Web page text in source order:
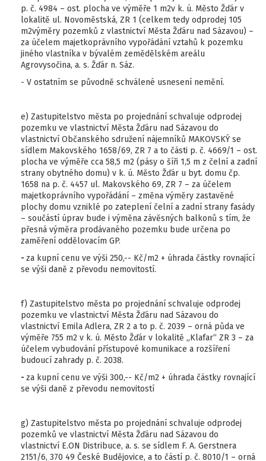
p. č. 4984 – ost. plocha ve výměře 1 m2v k. ú. Město Žďár v
lokalitě ul. Novoměstská, ZR 1 (celkem tedy odprodej 105
m2výměry pozemků z vlastnictví Města Žďáru nad Sázavou) –
za účelem majetkoprávního vypořádání vztahů k pozemku
jiného vlastníka v bývalém zemědělském areálu
Agrovysočina, a. s. Žďár n. Sáz.
- V ostatním se původně schválené usnesení nemění.
e) Zastupitelstvo města po projednání schvaluje odprodej
pozemku ve vlastnictví Města Žďáru nad Sázavou do
vlastnictví Občanského sdružení nájemníků MAKOVSKÝ se
sídlem Makovského 1658/69, ZR 7 a to části p. č. 4669/1 – ost.
plocha ve výměře cca 58,5 m2 (pásy o šíři 1,5 m z čelní a zadní
strany obytného domu) v k. ú. Město Žďár u byt. domu čp.
1658 na p. č. 4457 ul. Makovského 69, ZR 7 – za účelem
majetkoprávního vypořádání – změna výměry zastavěné
plochy domu vzniklé po zateplení čelní a zadní strany fasády
– součástí úprav bude i výměna závěsných balkonů s tím, že
přesná výměra prodávaného pozemku bude určena po
zaměření oddělovacím GP.
- za kupní cenu ve výši 250,-- Kč/m2 + úhrada částky rovnající
se výši daně z převodu nemovitostí.
f) Zastupitelstvo města po projednání schvaluje odprodej
pozemku ve vlastnictví Města Žďáru nad Sázavou do
vlastnictví Emila Adlera, ZR 2 a to p. č. 2039 – orná půda ve
výměře 755 m2 v k. ú. Město Žďár v lokalitě „Klafar“ ZR 3 – za
účelem vybudování přístupové komunikace a rozšíření
budoucí zahrady p. č. 2038.
- za kupní cenu ve výši 300,-- Kč/m2 + úhrada částky rovnající
se výši daně z převodu nemovitostí
g) Zastupitelstvo města po projednání schvaluje odprodej
pozemků ve vlastnictví Města Žďáru nad Sázavou do
vlastnictví E.ON Distribuce, a. s. se sídlem F. A. Gerstnera
2151/6, 370 49 České Budějovice, a to částí p. č. 8010/1 – orná